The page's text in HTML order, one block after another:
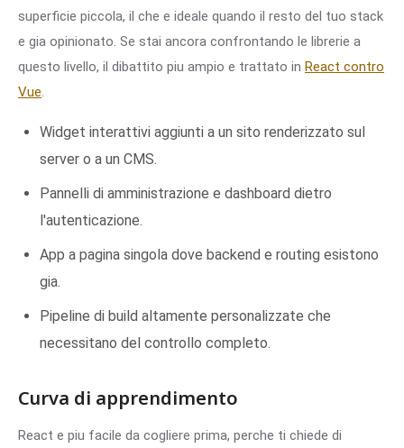
superficie piccola, il che e ideale quando il resto del tuo stack
e gia opinionato. Se stai ancora confrontando le librerie a
questo livello, il dibattito piu ampio e trattato in React contro
Vue.
Widget interattivi aggiunti a un sito renderizzato sul
server o a un CMS.
Pannelli di amministrazione e dashboard dietro
l'autenticazione.
App a pagina singola dove backend e routing esistono
gia.
Pipeline di build altamente personalizzate che
necessitano del controllo completo.
Curva di apprendimento
React e piu facile da cogliere prima, perche ti chiede di